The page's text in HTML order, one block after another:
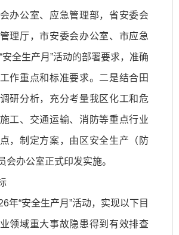
办公室、应急管理部，省安委会
理厅，市安委会办公室、市应急
全生产月”活动的部署要求，准确
作重点和标准要求。二是结合田
研分析，充分考量我区化工和危
工、交通运输、消防等重点行业
，制定方案，由区安全生产（防
会办公室正式印发实施。
年“安全生产月”活动，实现以下目
领域重大事故隐患得到有效排查